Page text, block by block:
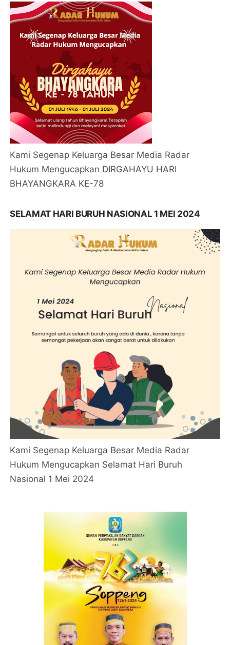
Kami Segenap Keluarga Besar Media Radar
Hukum Mengucapkan DIRGAHAYU HARI
BHAYANGKARA KE-78
SELAMAT HARI BURUH NASIONAL 1 MEI 2024
Kami Segenap Keluarga Besar Media Radar
Hukum Mengucapkan Selamat Hari Buruh
Nasional 1 Mei 2024